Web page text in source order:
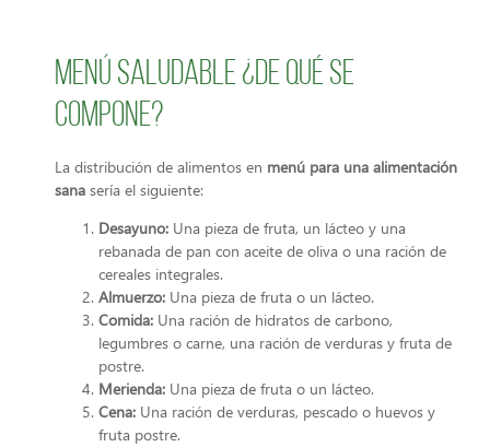
Menú saludable ¿De qué se
compone?
La distribución de alimentos en menú para una alimentación
sana sería el siguiente:
Desayuno: Una pieza de fruta, un lácteo y una
rebanada de pan con aceite de oliva o una ración de
cereales integrales.
Almuerzo: Una pieza de fruta o un lácteo.
Comida: Una ración de hidratos de carbono,
legumbres o carne, una ración de verduras y fruta de
postre.
Merienda: Una pieza de fruta o un lácteo.
Cena: Una ración de verduras, pescado o huevos y
fruta postre.